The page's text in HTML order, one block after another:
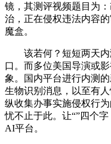
镜，其测评视频题目为
治，正在侵权违法内容
魔盒。
该若何？短短两天内
口。而多位美国导演或
象。国内平台进行内测
生物识别消息，以至有
纵收集办事实施侵权行
忧不止于此。让“”四个
AI平台。